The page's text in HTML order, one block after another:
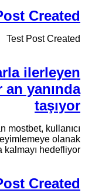
Created
Test Post Created
ilerleyen
yanında
taşıyor
mostbet, kullanıcı
olanak
kalmayı hedefliyor.
Created